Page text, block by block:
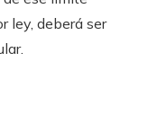
ley, deberá ser